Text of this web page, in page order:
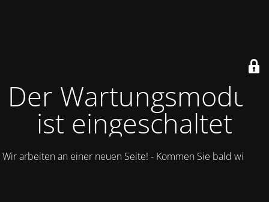
Der Wartungsmodus
ist eingeschaltet
Wir arbeiten an einer neuen Seite! - Kommen Sie bald wieder.